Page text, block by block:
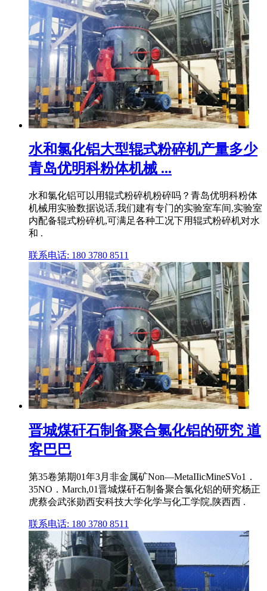
水和氯化铝大型辊式粉碎机产量多少
青岛优明科粉体机械 ...
水和氯化铝可以用辊式粉碎机粉碎吗？青岛优明科粉体
机械用实验数据说话,我们建有专门的实验室车间,实验室
内配备辊式粉碎机,可满足各种工况下用辊式粉碎机对水
和 .
联系电话: 180 3780 8511
晋城煤矸石制备聚合氯化铝的研究 道
客巴巴
第35卷第期01年3月非金属矿Non—MetaIIicMineSVo1．
35NO．March,01晋城煤矸石制备聚合氯化铝的研究杨正
虎蔡会武张勋西安科技大学化学与化工学院,陕西西 .
联系电话: 180 3780 8511